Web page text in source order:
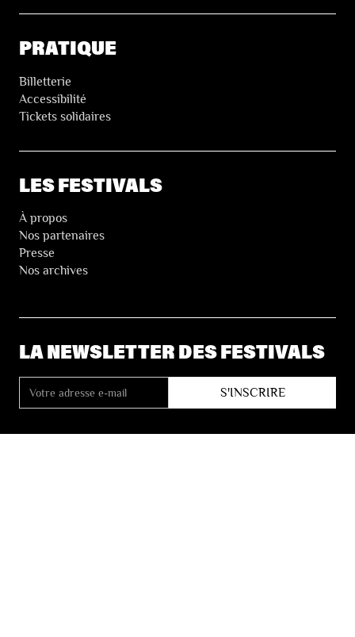
PRATIQUE
Billetterie
Accessibilité
Tickets solidaires
LES FESTIVALS
À propos
Nos partenaires
Presse
Nos archives
LA NEWSLETTER DES FESTIVALS